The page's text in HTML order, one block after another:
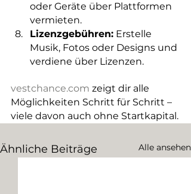
oder Geräte über Plattformen
vermieten.
Lizenzgebühren: Erstelle
Musik, Fotos oder Designs und
verdiene über Lizenzen.
vestchance.com zeigt dir alle
Möglichkeiten Schritt für Schritt –
viele davon auch ohne Startkapital.
Ähnliche Beiträge Alle ansehen